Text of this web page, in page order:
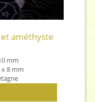
améthyste
mm
x 8 mm